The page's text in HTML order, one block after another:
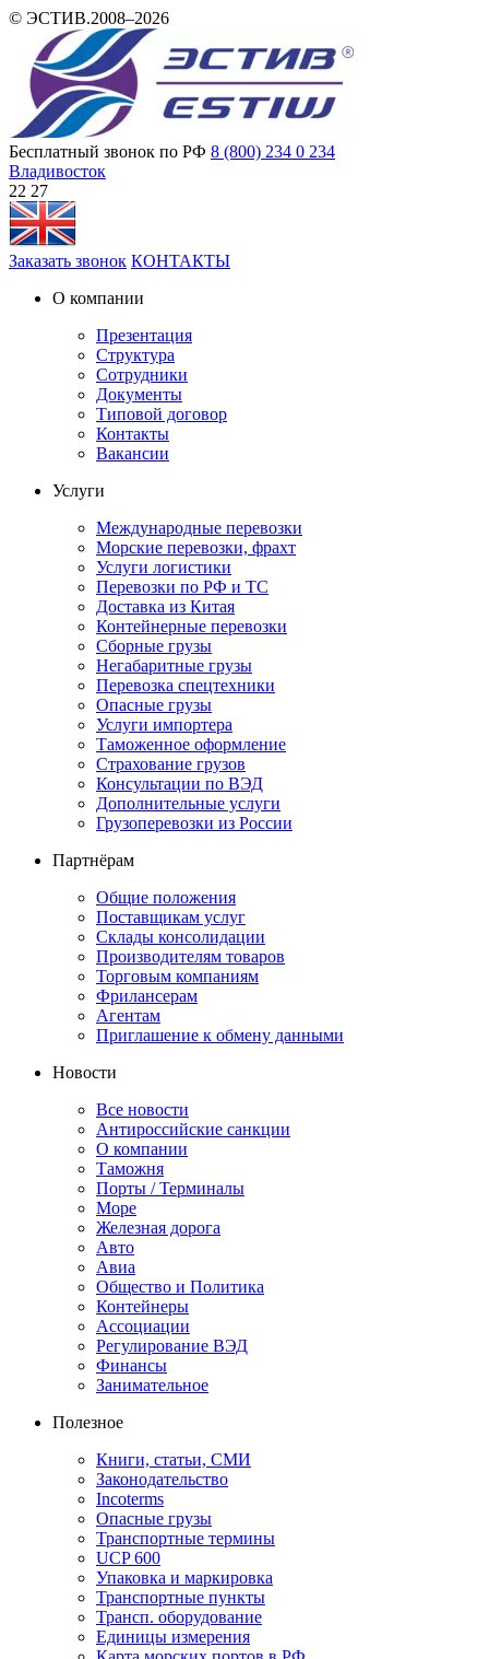
© ЭСТИВ.2008–2026
Бесплатный звонок по РФ 8 (800) 234 0 234
Владивосток
22:27
Заказать звонок КОНТАКТЫ
О компании
Презентация
Структура
Сотрудники
Документы
Типовой договор
Контакты
Вакансии
Услуги
Международные перевозки
Морские перевозки, фрахт
Услуги логистики
Перевозки по РФ и ТС
Доставка из Китая
Контейнерные перевозки
Сборные грузы
Негабаритные грузы
Перевозка спецтехники
Опасные грузы
Услуги импортера
Таможенное оформление
Страхование грузов
Консультации по ВЭД
Дополнительные услуги
Грузоперевозки из России
Партнёрам
Общие положения
Поставщикам услуг
Склады консолидации
Производителям товаров
Торговым компаниям
Фрилансерам
Агентам
Приглашение к обмену данными
Новости
Все новости
Антироссийские санкции
О компании
Таможня
Порты / Терминалы
Море
Железная дорога
Авто
Авиа
Общество и Политика
Контейнеры
Ассоциации
Регулирование ВЭД
Финансы
Занимательное
Полезное
Книги, статьи, СМИ
Законодательство
Incoterms
Опасные грузы
Транспортные термины
UCP 600
Упаковка и маркировка
Транспортные пункты
Трансп. оборудование
Единицы измерения